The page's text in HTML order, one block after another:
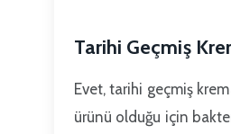
Tarihi Geçmiş
Evet, tarihi geçmiş
ürünü olduğu için